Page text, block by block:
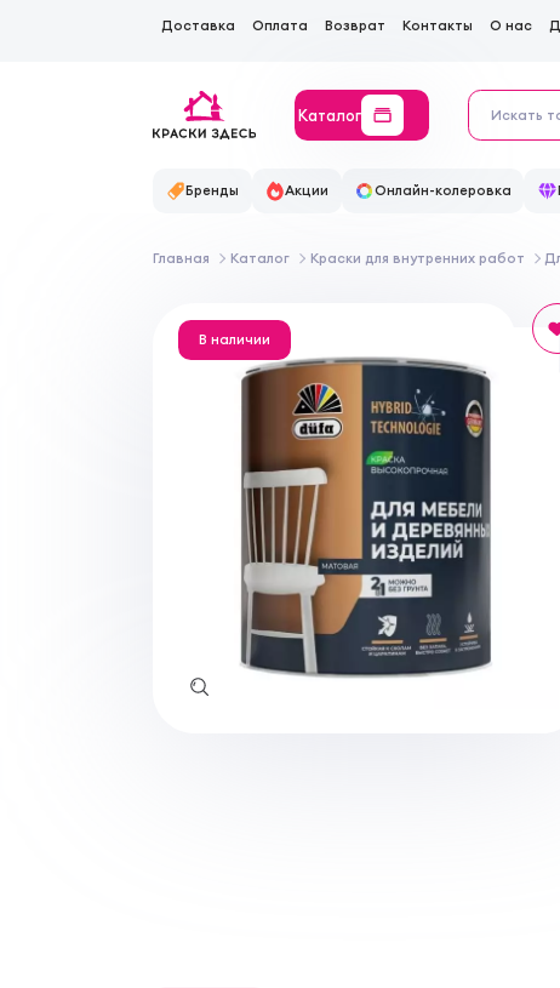
Доставка Оплата Возврат Контакты О нас
Каталог
Бренды Акции Онлайн-колеровка
Главная Каталог Краски для внутренних работ
В наличии